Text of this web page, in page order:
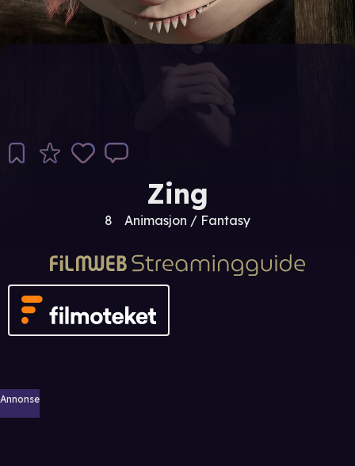
Zing
8 Animasjon / Fantasy
Annonse